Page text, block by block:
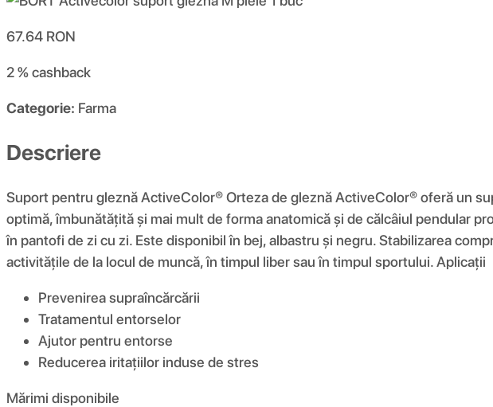
67.64 RON
2 %cashback
Categorie: Farma
Descriere
Suport pentru gleznă ActiveColor® Orteza de gleznă ActiveColor® oferă un
optimă, îmbunătățită și mai mult de forma anatomică și de călcâiul pendular
în pantofi de zi cu zi. Este disponibil în bej, albastru și negru. Stabilizarea
activitățile de la locul de muncă, în timpul liber sau în timpul sportului. Aplicații
Prevenirea supraîncărcării
Tratamentul entorselor
Ajutor pentru entorse
Reducerea iritațiilor induse de stres
Mărimi disponibile